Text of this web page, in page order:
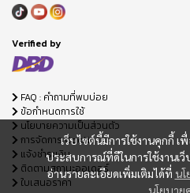
เว็บไซต์นี้มีการใช้งานคุกกี้
ประสบการณ์ที่ดีในการใช้งานเ
อ่านรายละเอียดเพิ่มเติมได้ที่ น
นโยบาย
Verified by
FAQ : คำถามที่พบบ่อย
ข้อกำหนดการใช้
นโยบายความเป็นส่วนตัว
การจัดการ Cookie
แจ้งชำระเงิน
ติดตามสถานะออเดอร์
ใบเสนอราคา